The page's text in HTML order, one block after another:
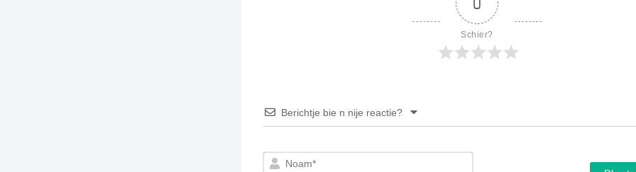
Schier?
Berichtje bie n nije reactie?
Noam*